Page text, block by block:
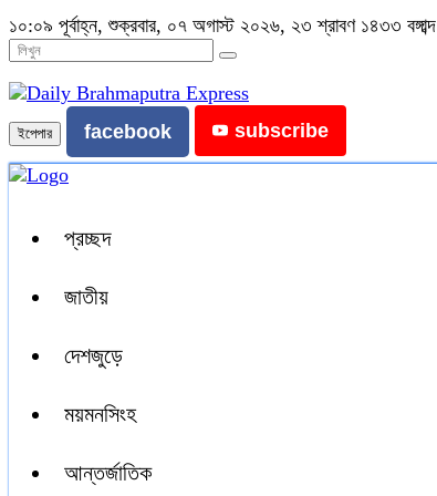
১০:০৯ পূর্বাহ্ন, শুক্রবার, ০৭ অগাস্ট ২০২৬, ২৩ শ্রাবণ ১৪৩৩ বঙ্গাব্দ
ইপেপার facebook subscribe
প্রচ্ছদ
জাতীয়
দেশজুড়ে
ময়মনসিংহ
আন্তর্জাতিক